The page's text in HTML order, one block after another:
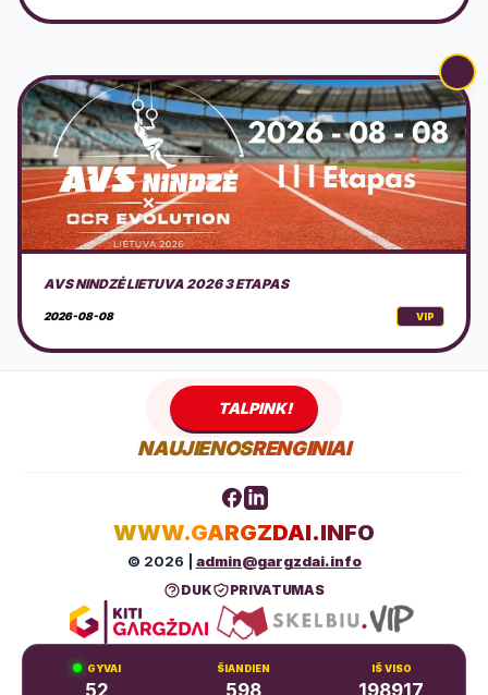
DOVILŲ KURORTO ŠVENTĖ 2026 + PROGRAMA
2026-08-08 VIP
TALPINK!
NAUJIENOSRENGINIAI
WWW.GARGZDAI.INFO
© 2026 | admin@gargzdai.info
DUK PRIVATUMAS
GYVAI ŠIANDIEN IŠ VISO